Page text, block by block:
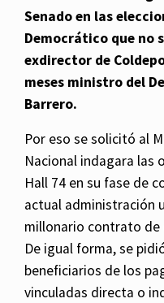
Senado en las
Democrático que no
exdirector de
meses ministro del
Barrero.
Por eso se solicitó al
Nacional indagara las
Hall 74 en su fase de
actual administración
millonario contrato de
De igual forma, se
beneficiarios de los
vinculadas directa o